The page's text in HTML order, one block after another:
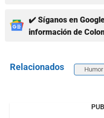
✔️ Síganos en
información de
Relacionados